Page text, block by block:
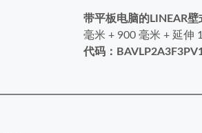
带平板电脑的LINEAR壁
毫米 + 900 毫米 + 延伸
代码：